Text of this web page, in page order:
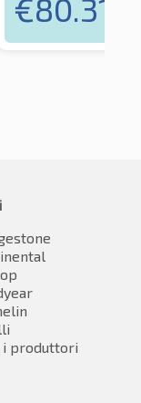
€80.31
i produttori